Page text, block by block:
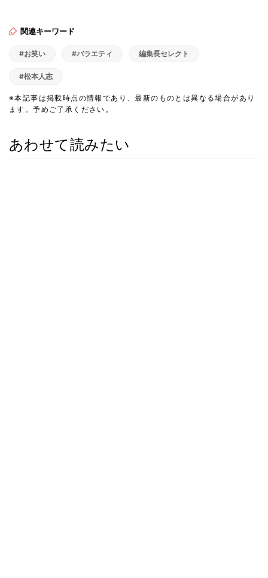
関連キーワード
#お笑い #バラエティ 編集長セレクト
#松本人志
※本記事は掲載時点の情報であり、最新のものとは異なる場合があり
ます。予めご了承ください。
あわせて読みたい